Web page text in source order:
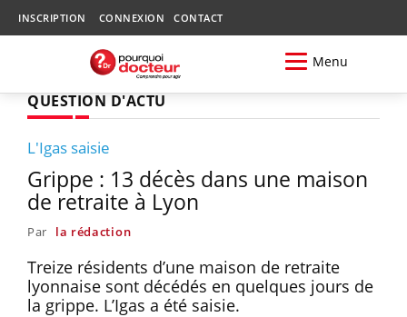
INSCRIPTION CONNEXION CONTACT
Menu
QUESTION D'ACTU
L'Igas saisie
Grippe : 13 décès dans une maison
de retraite à Lyon
Par la rédaction
Treize résidents d’une maison de retraite
lyonnaise sont décédés en quelques jours de
la grippe. L’Igas a été saisie.